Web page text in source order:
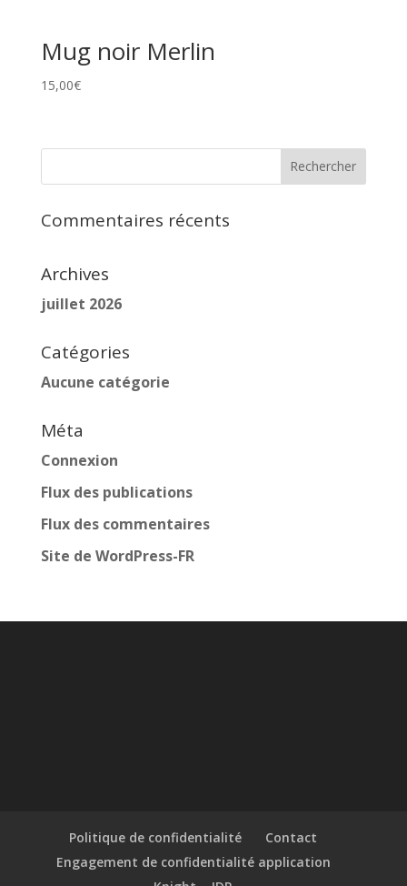
Mug noir Merlin
15,00€
Commentaires récents
Archives
juillet 2026
Catégories
Aucune catégorie
Méta
Connexion
Flux des publications
Flux des commentaires
Site de WordPress-FR
Politique de confidentialité
Contact
Engagement de confidentialité application